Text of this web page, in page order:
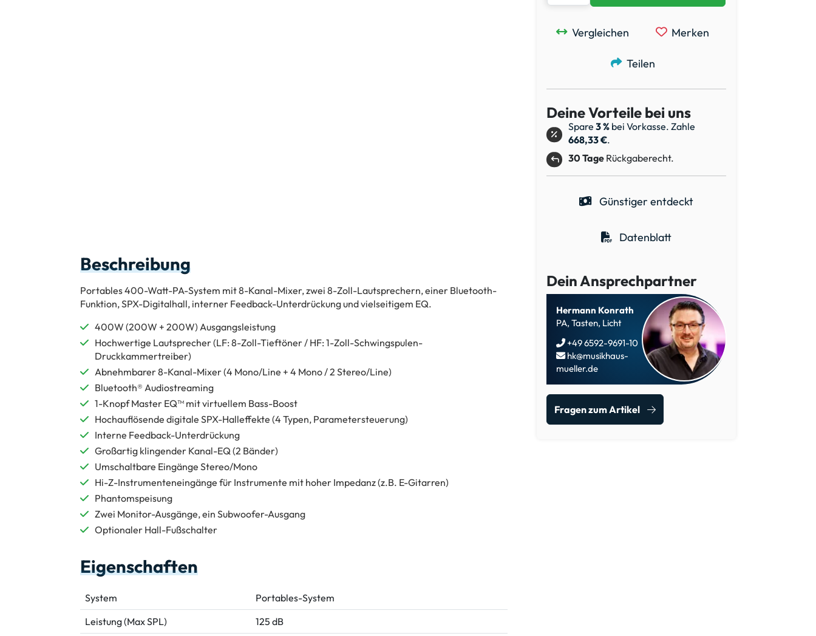
Beschreibung
Portables 400-Watt-PA-System mit 8-Kanal-Mixer, zwei 8-Zoll-Lautsprechern, einer Bluetooth-
Funktion, SPX-Digitalhall, interner Feedback-Unterdrückung und vielseitigem EQ.
400W (200W + 200W) Ausgangsleistung
Hochwertige Lautsprecher (LF: 8-Zoll-Tieftöner / HF: 1-Zoll-Schwingspulen-
Druckkammertreiber)
Abnehmbarer 8-Kanal-Mixer (4 Mono/Line + 4 Mono / 2 Stereo/Line)
Bluetooth® Audiostreaming
1-Knopf Master EQ™ mit virtuellem Bass-Boost
Hochauflösende digitale SPX-Halleffekte (4 Typen, Parametersteuerung)
Interne Feedback-Unterdrückung
Großartig klingender Kanal-EQ (2 Bänder)
Umschaltbare Eingänge Stereo/Mono
Hi-Z-Instrumenteneingänge für Instrumente mit hoher Impedanz (z.B. E-Gitarren)
Phantomspeisung
Zwei Monitor-Ausgänge, ein Subwoofer-Ausgang
Optionaler Hall-Fußschalter
Eigenschaften
System
Portables-System
Leistung (Max SPL)
125 dB
Vergleichen Merken
Teilen
Deine Vorteile bei uns
Spare 3 % bei Vorkasse. Zahle
668,33 €.
30 Tage Rückgaberecht.
Günstiger entdeckt
Datenblatt
Dein Ansprechpartner
Hermann Konrath
PA, Tasten, Licht
+49 6592-9691-10
hk@musikhaus-
mueller.de
Fragen zum Artikel